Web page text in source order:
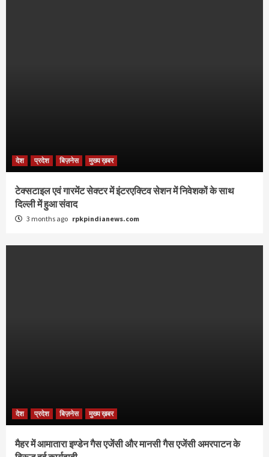
देश प्रदेश बिज़नेस मुख्य ख़बर
टेक्सटाइल एवं गारमेंट सेक्टर में इंटरएक्टिव सेशन में निवेशकों के साथ
दिल्ली में हुआ संवाद
3 months ago rpkpindianews.com
देश प्रदेश बिज़नेस मुख्य ख़बर
मैहर में आमातारा इण्डेन गैस एजेंसी और मानसी गैस एजेंसी अमरपाटन के